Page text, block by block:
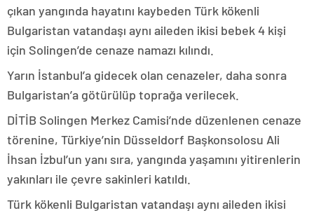
çıkan yangında hayatını kaybeden Türk kökenli
Bulgaristan vatandaşı aynı aileden ikisi bebek 4 kişi
için Solingen’de cenaze namazı kılındı.
Yarın İstanbul’a gidecek olan cenazeler, daha sonra
Bulgaristan’a götürülüp toprağa verilecek.
DİTİB Solingen Merkez Camisi’nde düzenlenen cenaze
törenine, Türkiye’nin Düsseldorf Başkonsolosu Ali
İhsan İzbul’un yanı sıra, yangında yaşamını yitirenlerin
yakınları ile çevre sakinleri katıldı.
Türk kökenli Bulgaristan vatandaşı aynı aileden ikisi